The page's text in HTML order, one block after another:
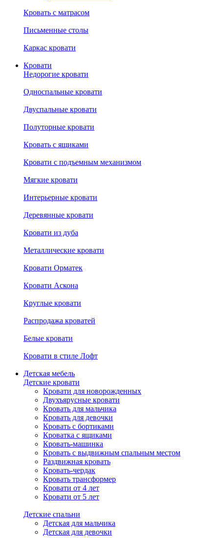
Кровать с матрасом
Письменные столы
Каркас кровати
Кровати
Недорогие кровати
Односпальные кровати
Двуспальные кровати
Полуторные кровати
Кровать с ящиками
Кровати с подъемным механизмом
Мягкие кровати
Интерьерные кровати
Деревянные кровати
Кровати из дуба
Металлические кровати
Кровати Орматек
Кровати Аскона
Круглые кровати
Распродажа кроватей
Белые кровати
Кровати в стиле Лофт
Детская мебель
Детские кровати
Кровати для новорожденных
Двухъярусные кровати
Кровать для мальчика
Кровать для девочки
Кровать с бортиками
Кроватка с ящиками
Кровать-машинка
Кровать с выдвижным спальным местом
Раздвижная кровать
Кровать-чердак
Кровать трансформер
Кровати от 4 лет
Кровати от 5 лет
Детские спальни
Детская для мальчика
Детская для девочки